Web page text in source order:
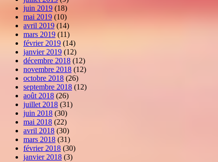
juin 2019 (18)
mai 2019 (10)
avril 2019 (14)
mars 2019 (11)
février 2019 (14)
janvier 2019 (12)
décembre 2018 (12)
novembre 2018 (12)
octobre 2018 (26)
septembre 2018 (12)
août 2018 (26)
juillet 2018 (31)
juin 2018 (30)
mai 2018 (22)
avril 2018 (30)
mars 2018 (31)
février 2018 (30)
janvier 2018 (3)